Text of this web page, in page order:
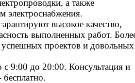
а также
электроснабжения.
высокое качество,
выполненных работ.
успешных проектов и довольных
с 9:00 до 20:00. Консультация и
бесплатно.